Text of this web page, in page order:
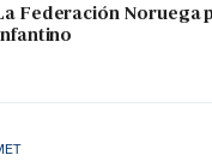
Federación Noruega